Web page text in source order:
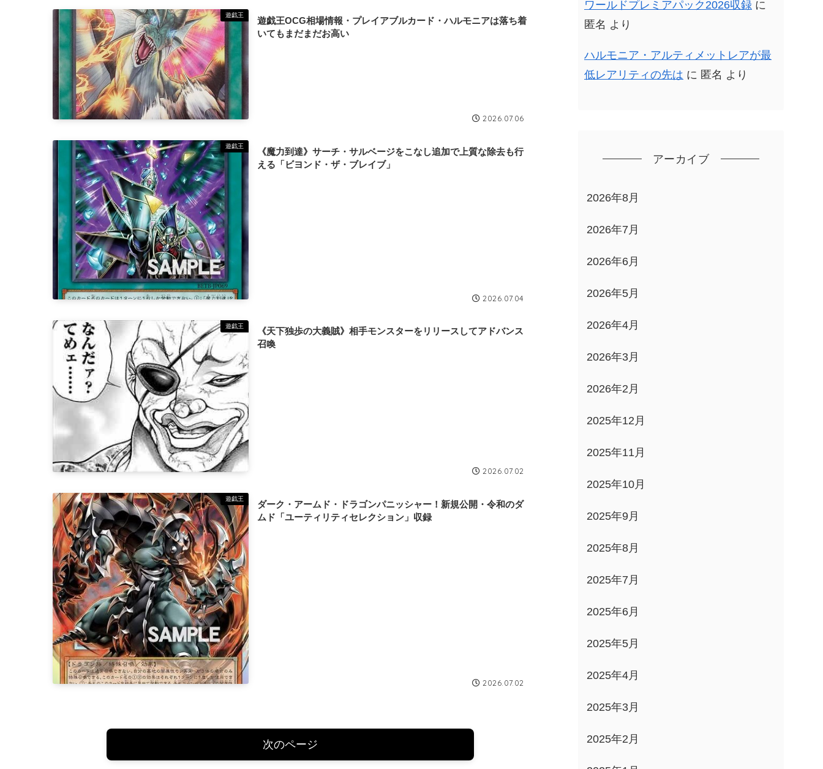
遊戯王
遊戯王OCG相場情報・プレイアブルカード・ハルモニアは落ち着
いてもまだまだお高い
2026.07.06
遊戯王
《魔力到達》サーチ・サルベージをこなし追加で上質な除去も行
える「ビヨンド・ザ・ブレイブ」
2026.07.04
遊戯王
《天下独歩の大義賊》相手モンスターをリリースしてアドバンス
召喚
2026.07.02
遊戯王
ダーク・アームド・ドラゴンパニッシャー！新規公開・令和のダ
ムド「ユーティリティセレクション」収録
2026.07.02
次のページ
ワールドプレミアパック2026収録 に
匿名 より
ハルモニア・アルティメットレアが最
低レアリティの先は に 匿名 より
アーカイブ
2026年8月
2026年7月
2026年6月
2026年5月
2026年4月
2026年3月
2026年2月
2025年12月
2025年11月
2025年10月
2025年9月
2025年8月
2025年7月
2025年6月
2025年5月
2025年4月
2025年3月
2025年2月